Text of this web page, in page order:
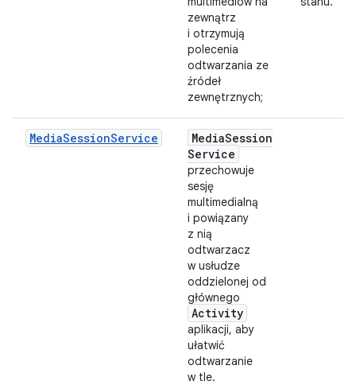
zewnątrz
i otrzymują
polecenia
odtwarzania ze
źródeł
zewnętrznych;
MediaSessionService MediaSession
Service
przechowuje
sesję
multimedialną
i powiązany
z nią
odtwarzacz
w usłudze
oddzielonej od
głównego
Activity
aplikacji, aby
ułatwić
odtwarzanie
w tle.